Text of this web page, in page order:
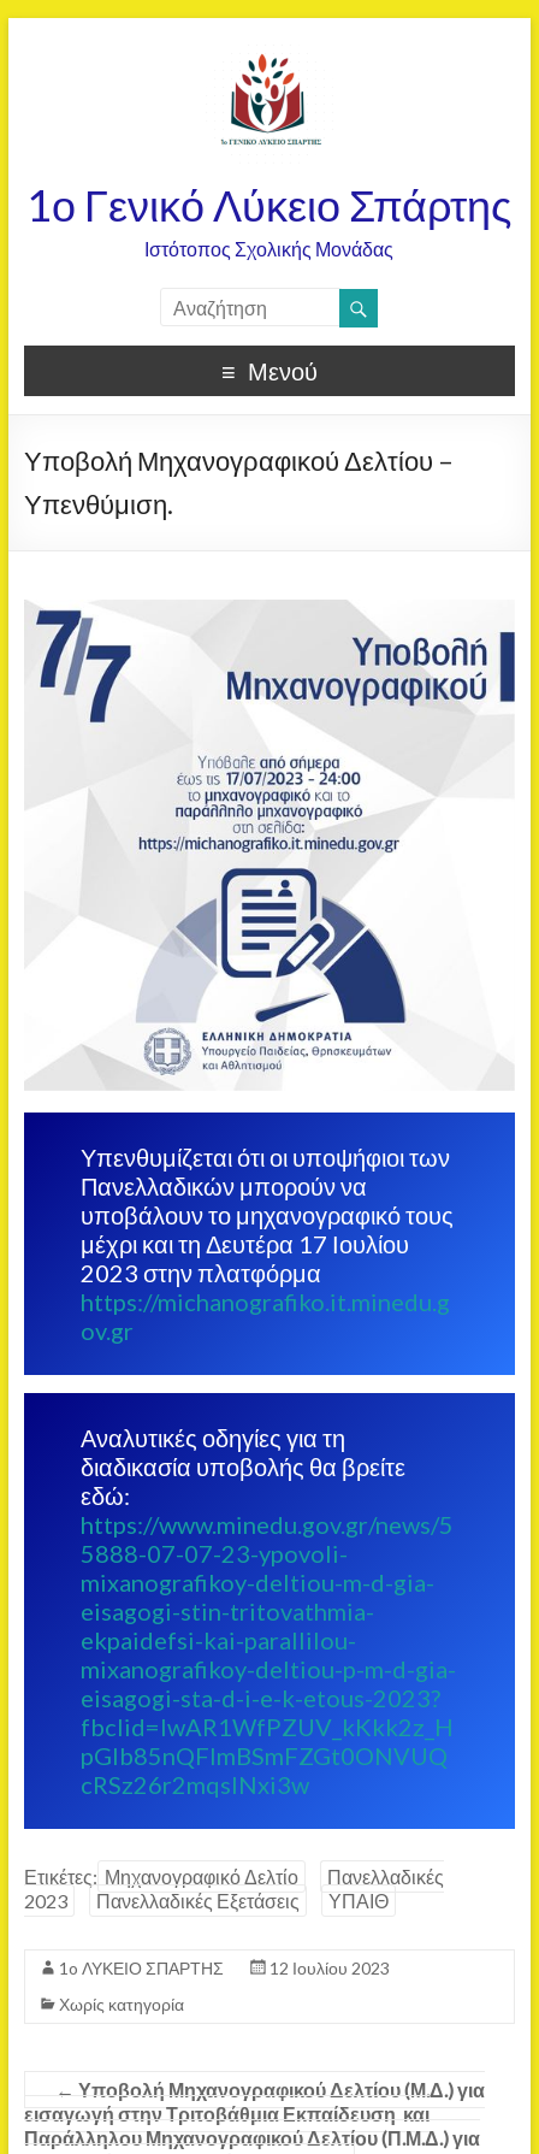
1ο Γενικό Λύκειο Σπάρτης
Ιστότοπος Σχολικής Μονάδας
Μενού
Υποβολή Μηχανογραφικού Δελτίου –
Υπενθύμιση.
Υπενθυμίζεται ότι οι υποψήφιοι των
Πανελλαδικών μπορούν να
υποβάλουν το μηχανογραφικό τους
μέχρι και τη Δευτέρα 17 Ιουλίου
2023 στην πλατφόρμα
https://michanografiko.it.minedu.g
ov.gr
Αναλυτικές οδηγίες για τη
διαδικασία υποβολής θα βρείτε
εδώ:
https://www.minedu.gov.gr/news/5
5888-07-07-23-ypovoli-
mixanografikoy-deltiou-m-d-gia-
eisagogi-stin-tritovathmia-
ekpaidefsi-kai-parallilou-
mixanografikoy-deltiou-p-m-d-gia-
eisagogi-sta-d-i-e-k-etous-2023?
fbclid=IwAR1WfPZUV_kKkk2z_H
pGIb85nQFlmBSmFZGt0ONVUQ
cRSz26r2mqsINxi3w
Ετικέτες: Μηχανογραφικό Δελτίο
Πανελλαδικές
2023
Πανελλαδικές Εξετάσεις ΥΠΑΙΘ
1o ΛΥΚΕΙΟ ΣΠΑΡΤΗΣ
12 Ιουλίου 2023
Χωρίς κατηγορία
← Υποβολή Μηχανογραφικού Δελτίου (Μ.Δ.) για
εισαγωγή στην Τριτοβάθμια Εκπαίδευση και
Παράλληλου Μηχανογραφικού Δελτίου (Π.Μ.Δ.) για